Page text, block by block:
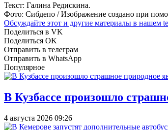
Текст: Галина Редискина.
Фото: Сибдепо / Изображение создано при
Обсуждайте этот и другие материалы в нашем
Поделиться в VK
Поделиться OK
Отправить в телеграм
Отправить в WhatsApp
Популярное
В Кузбассе произошло
4 августа 2026 09:26